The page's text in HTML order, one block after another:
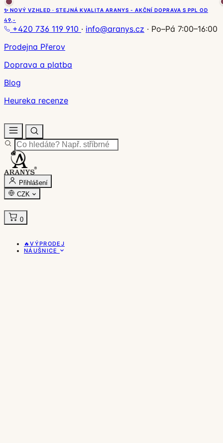
✨ NOVÝ VZHLED · STEJNÁ KVALITA ARANYS - AKČNÍ DOPRAVA S PPL OD
49,-
+420 736 119 910 · info@aranys.cz · Po–Pá 7:00–16:00
Prodejna Přerov
Doprava a platba
Blog
Heureka recenze
Přihlášení
CZK
0
🔥VÝPRODEJ
NÁUŠNICE